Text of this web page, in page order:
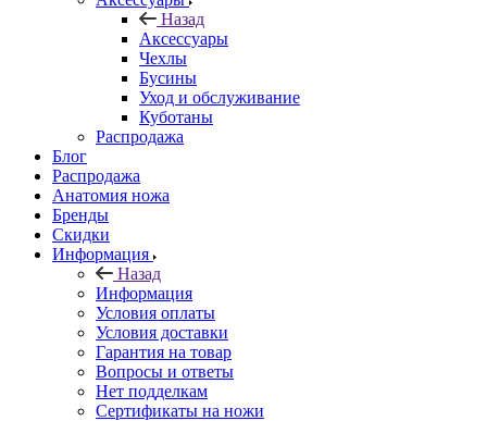
Назад
Аксессуары
Чехлы
Бусины
Уход и обслуживание
Куботаны
Распродажа
Блог
Распродажа
Анатомия ножа
Бренды
Скидки
Информация
Назад
Информация
Условия оплаты
Условия доставки
Гарантия на товар
Вопросы и ответы
Нет подделкам
Сертификаты на ножи